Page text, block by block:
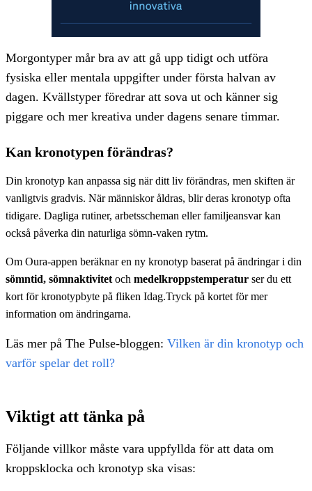
Morgontyper mår bra av att gå upp tidigt och utföra
fysiska eller mentala uppgifter under första halvan av
dagen. Kvällstyper föredrar att sova ut och känner sig
piggare och mer kreativa under dagens senare timmar.
Kan kronotypen förändras?
Din kronotyp kan anpassa sig när ditt liv förändras, men skiften är
vanligtvis gradvis. När människor åldras, blir deras kronotyp ofta
tidigare. Dagliga rutiner, arbetsscheman eller familjeansvar kan
också påverka din naturliga sömn-vaken rytm.
Om Oura-appen beräknar en ny kronotyp baserat på ändringar i din
sömntid, sömnaktivitet och medelkroppstemperatur ser du ett
kort för kronotypbyte på fliken Idag.Tryck på kortet för mer
information om ändringarna.
Läs mer på The Pulse-bloggen: Vilken är din kronotyp och
varför spelar det roll?
Viktigt att tänka på
Följande villkor måste vara uppfyllda för att data om
kroppsklocka och kronotyp ska visas: